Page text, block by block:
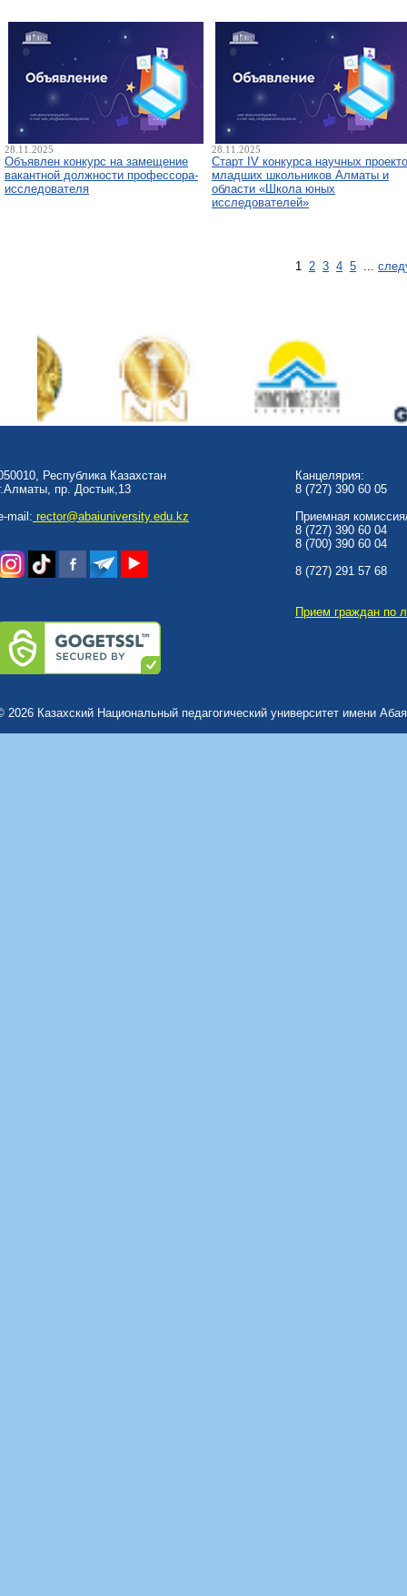
28.11.2025
Объявлен конкурс на замещение
вакантной должности профессора-
исследователя
28.11.2025
Старт IV конкурса научных
младших школьников Алматы и
области «Школа юных
исследователей»
1 2 3 4 5 ...
Республика Казахстан
пр. Достык,13
mail: rector@abaiuniversity.edu.kz
Канцелярия:
8 (727) 390 60 05
Приемная
8 (727) 390 60 04
8 (700) 390 60 04
8 (727) 291 57 68
Прием граждан по
2026 Казахский Национальный педагогический университет имени Абая